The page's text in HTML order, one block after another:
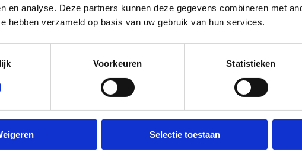
en analyse. Deze partners kunnen deze gegevens combineren met
hebben verzameld op basis van uw gebruik van hun services.
Voorkeuren Statistieken
Selectie toestaan